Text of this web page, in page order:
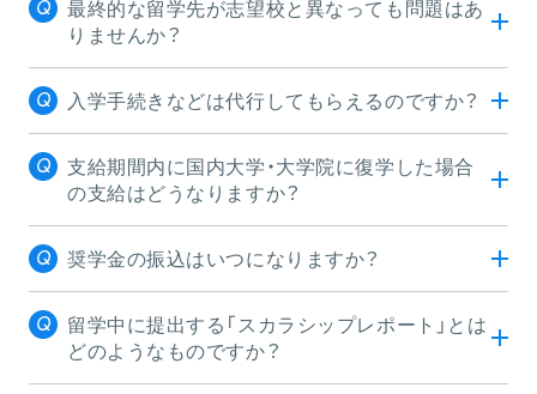
最終的な留学先が志望校と異なっても問題はあ
りませんか？
入学手続きなどは代行してもらえるのですか？
支給期間内に国内大学・大学院に復学した場合
の支給はどうなりますか？
奨学金の振込はいつになりますか？
留学中に提出する「スカラシップレポート」とは
どのようなものですか？